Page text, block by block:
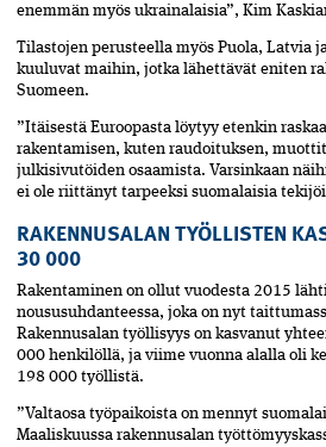
enemmän myös ukrainalaisia”, Kim
Tilastojen perusteella myös Puola, Latvia
kuuluvat maihin, jotka lähettävät eniten
Suomeen.
”Itäisestä Euroopasta löytyy etenkin
rakentamisen, kuten raudoituksen,
julkisivutöiden osaamista. Varsinkaan
ei ole riittänyt tarpeeksi suomalaisia
RAKENNUSALAN TYÖLLISTEN
30 000
Rakentaminen on ollut vuodesta 2015
noususuhdanteessa, joka on nyt
Rakennusalan työllisyys on kasvanut
000 henkilöllä, ja viime vuonna alalla oli
198 000 työllistä.
”Valtaosa työpaikoista on mennyt
Maaliskuussa rakennusalan